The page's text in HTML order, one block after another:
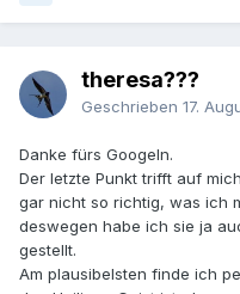
theresa???
Geschrieben 17.
Danke fürs Googeln.
Der letzte Punkt trifft auf
gar nicht so richtig, was ich
deswegen habe ich sie ja
gestellt.
Am plausibelsten finde ich